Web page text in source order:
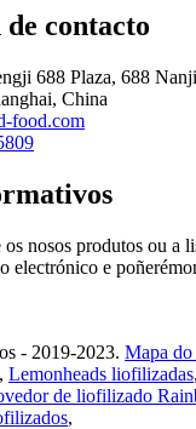
contacto
688 Plaza, 688
China
food.com
os nosos produtos ou a
electrónico e
- 2019-2023. Mapa
, Lemonheads liofilizadas,
de liofilizado
,